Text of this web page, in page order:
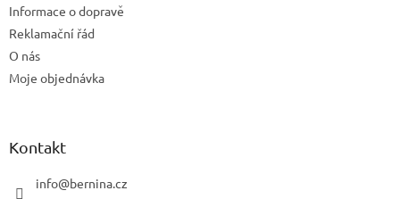
Informace o dopravě
Reklamační řád
O nás
Moje objednávka
Kontakt
info@bernina.cz